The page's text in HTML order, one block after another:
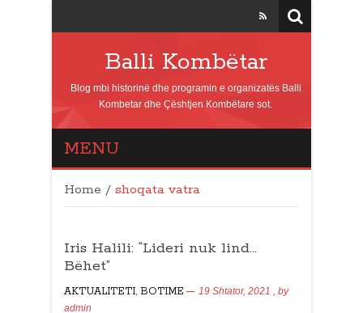
Balli Kombëtar
Blog mbi historinë dhe programin e organizatës Balli
Kombetar dhe Çështjen Kombëtare sot.
MENU
Home / shoqata vatra
Iris Halili: “Lideri nuk lind…
Bëhet”
AKTUALITETI, BOTIME 19 Shtator, 2021 , by
admin